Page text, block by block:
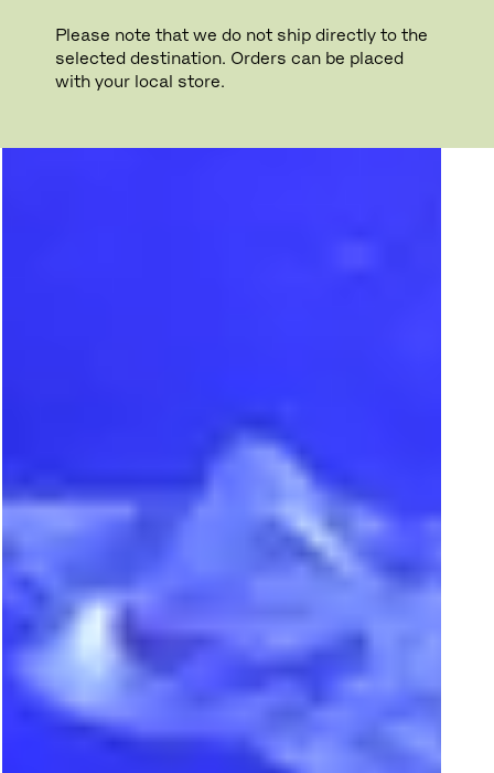
Please note that we do not ship directly to the
selected destination. Orders can be placed
with your local store.